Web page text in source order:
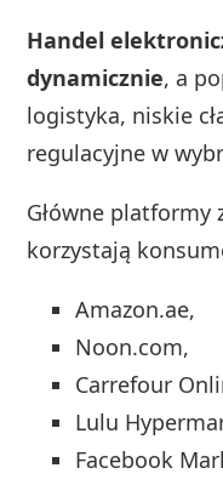
Handel
dynamicznie, a
logistyka, niskie
regulacyjne w
Główne platformy
korzystają
Amazon.ae,
Noon.com,
Carrefour
Lulu
Facebook